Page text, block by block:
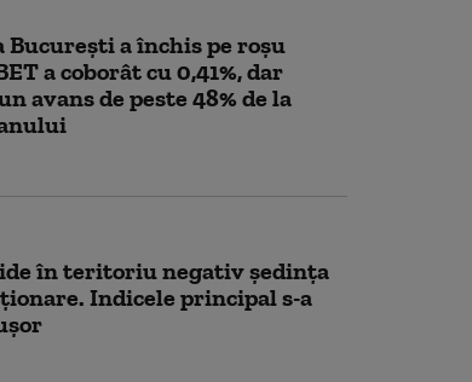
București a închis pe roșu
a coborât cu 0,41%, dar
avans de peste 48% de la
în teritoriu negativ ședința
Indicele principal s-a